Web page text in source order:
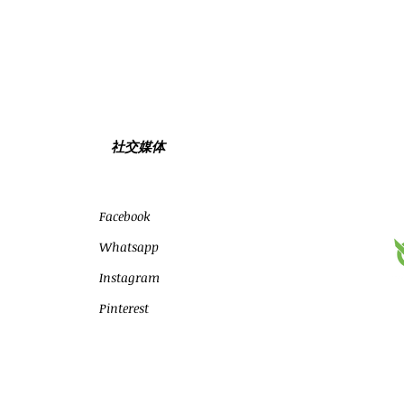
社交媒体
Facebook
Whatsapp
Instagram
Pinterest